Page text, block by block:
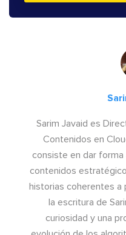
Sarim Javaid es
Contenidos en
consiste en dar
contenidos
historias coherentes a
la escritura de
curiosidad y una